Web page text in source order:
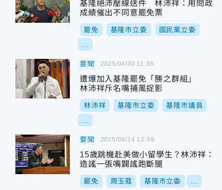
基隆絕沛壓線送件 林沛祥：用問政
成績催出不同意罷免票
罷免 基隆市立委 國民黨立委
要聞
遭爆加入基隆罷免「勝之群組」
林沛祥斥名嘴捕風捉影
林沛祥 基隆市立委 基隆市議員
2025/04/30 11:36
要聞
15歲跳機赴美做小留學生？林沛祥：
造謠一張嘴闢謠跑斷腿
罷免 周玉蔻 基隆市立委
2025/04/14 12:49